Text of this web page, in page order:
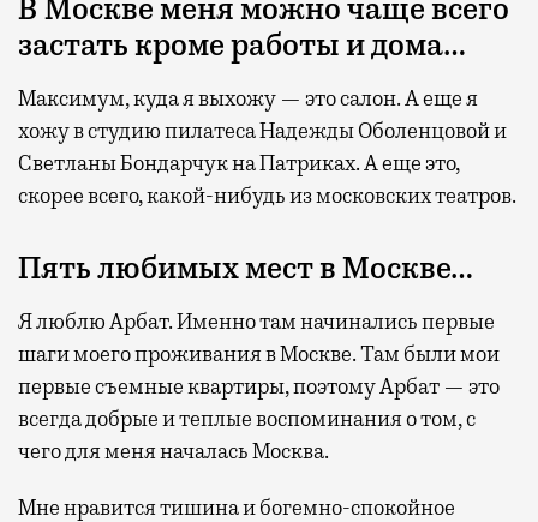
В Москве меня можно чаще всего
застать кроме работы и дома…
Максимум, куда я выхожу — это салон. А еще я
хожу в студию пилатеса Надежды Оболенцовой и
Светланы Бондарчук на Патриках. А еще это,
скорее всего, какой-нибудь из московских театров.
Пять любимых мест в Москве…
Я люблю Арбат. Именно там начинались первые
шаги моего проживания в Москве. Там были мои
первые съемные квартиры, поэтому Арбат — это
всегда добрые и теплые воспоминания о том, с
чего для меня началась Москва.
Мне нравится тишина и богемно-спокойное